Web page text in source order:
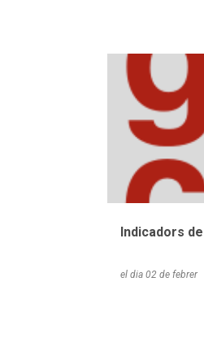
Indicadors
el dia 02 de febrer
EMPRESA